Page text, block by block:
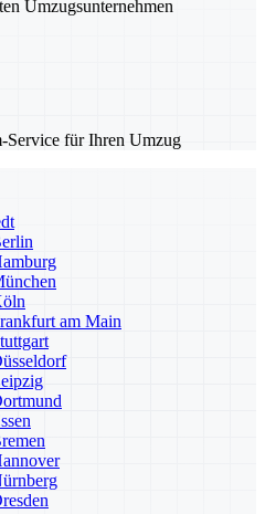
Umzugsunternehmen
Service für Ihren Umzug
am Main